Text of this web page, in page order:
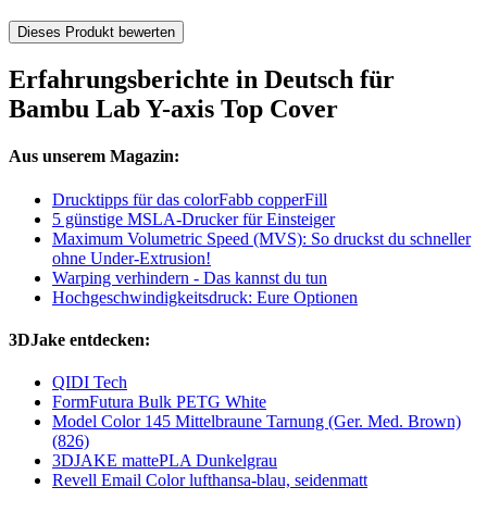
Dieses Produkt bewerten
Erfahrungsberichte in Deutsch für
Bambu Lab Y-axis Top Cover
Aus unserem Magazin:
Drucktipps für das colorFabb copperFill
5 günstige MSLA-Drucker für Einsteiger
Maximum Volumetric Speed (MVS): So druckst du schneller
ohne Under-Extrusion!
Warping verhindern - Das kannst du tun
Hochgeschwindigkeitsdruck: Eure Optionen
3DJake entdecken:
QIDI Tech
FormFutura Bulk PETG White
Model Color 145 Mittelbraune Tarnung (Ger. Med. Brown)
(826)
3DJAKE mattePLA Dunkelgrau
Revell Email Color lufthansa-blau, seidenmatt